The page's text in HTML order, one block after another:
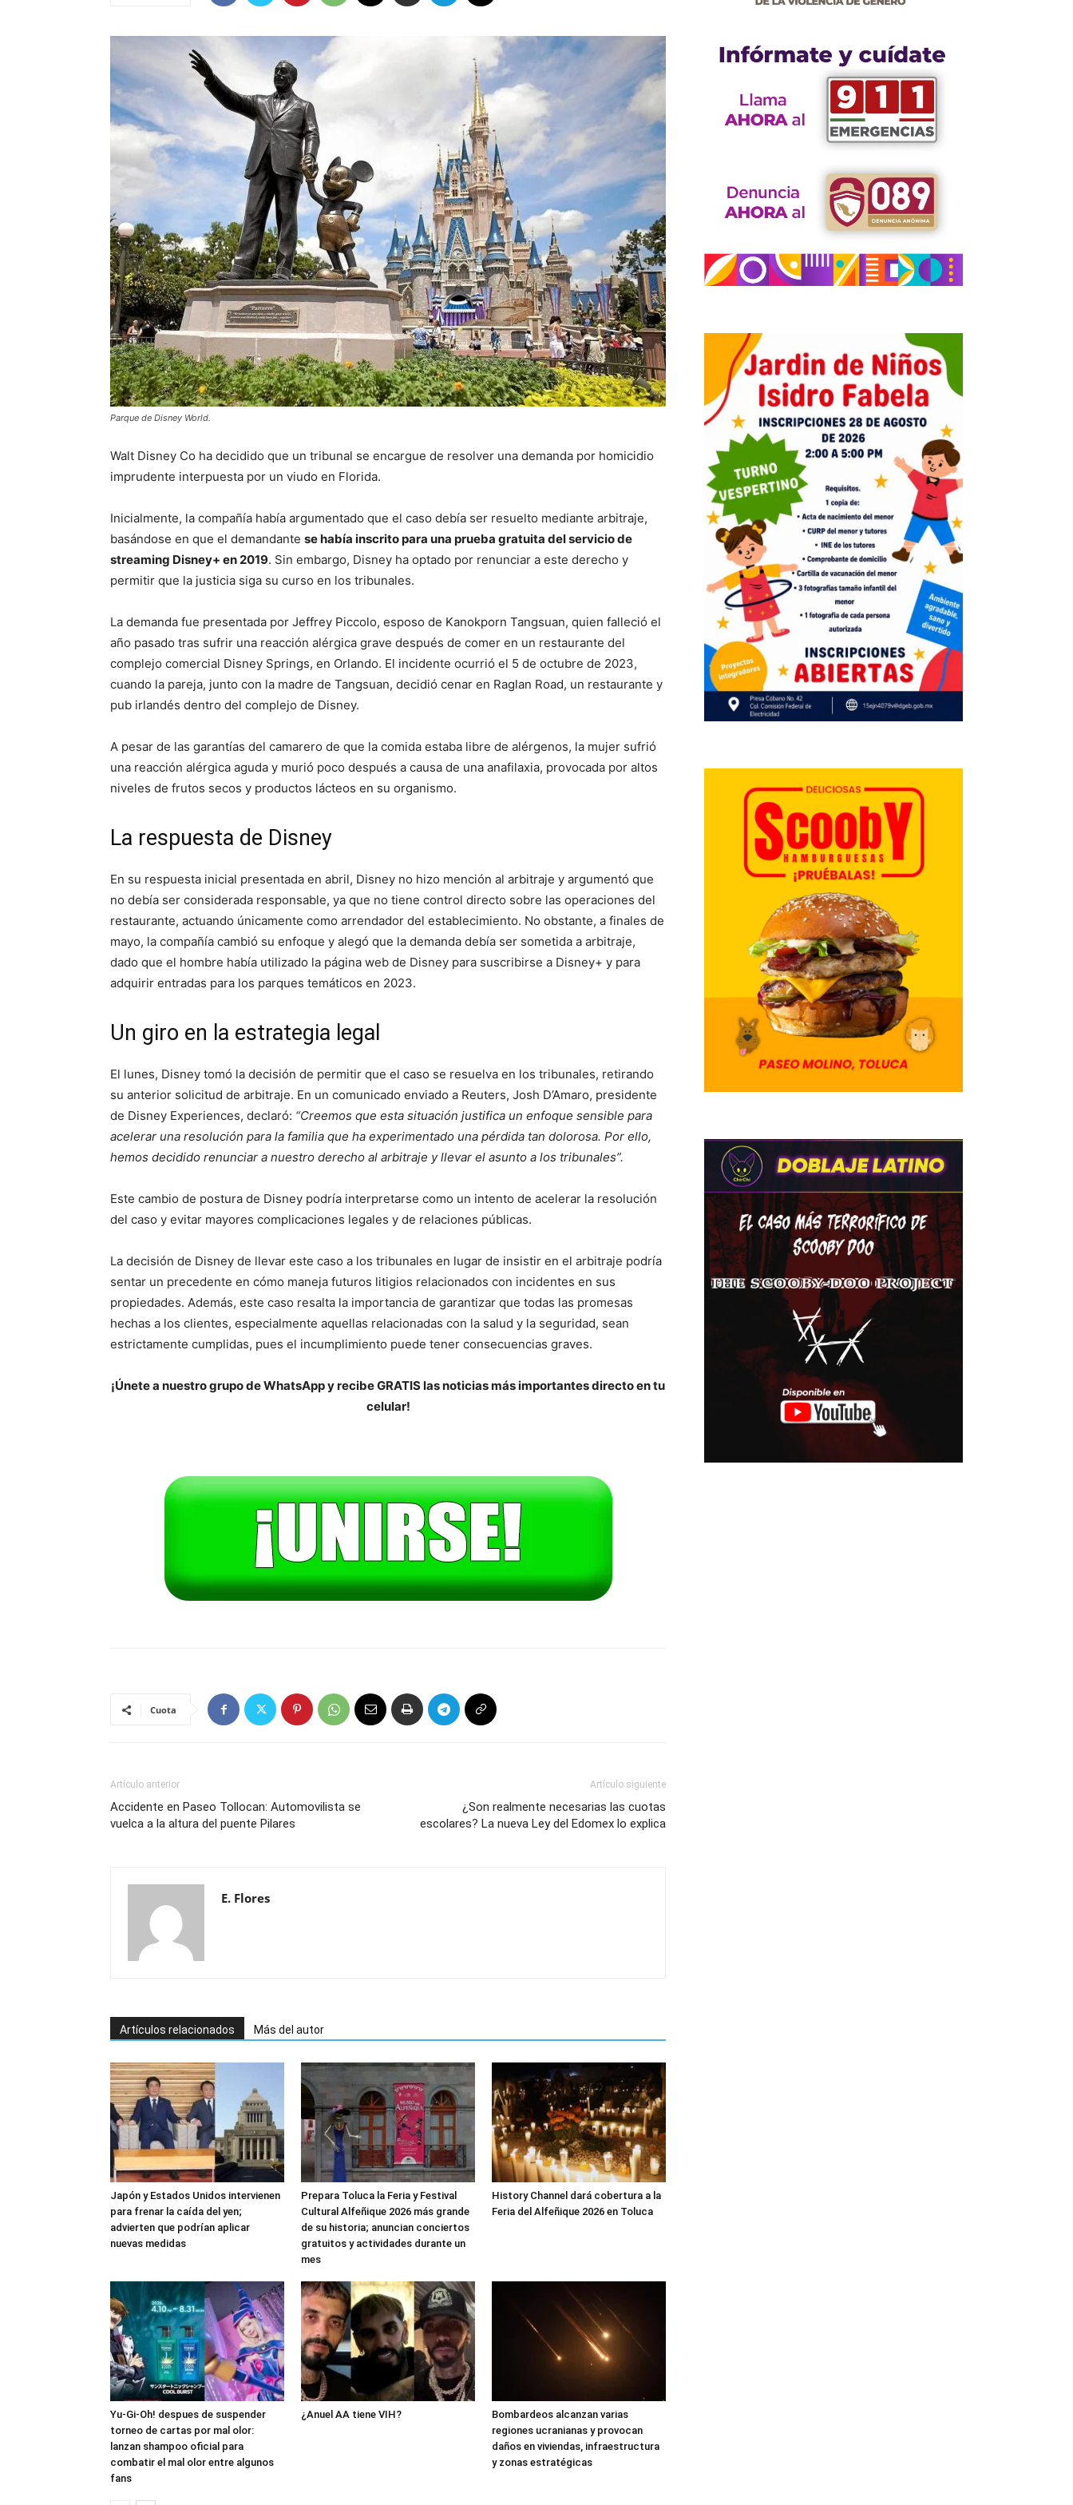
Parque de Disney World.
Walt Disney Co ha decidido que un tribunal se encargue de resolver una demanda por homicidio
imprudente interpuesta por un viudo en Florida.
Inicialmente, la compañía había argumentado que el caso debía ser resuelto mediante arbitraje,
basándose en que el demandante se había inscrito para una prueba gratuita del servicio de
streaming Disney+ en 2019. Sin embargo, Disney ha optado por renunciar a este derecho y
permitir que la justicia siga su curso en los tribunales.
La demanda fue presentada por Jeffrey Piccolo, esposo de Kanokporn Tangsuan, quien falleció el
año pasado tras sufrir una reacción alérgica grave después de comer en un restaurante del
complejo comercial Disney Springs, en Orlando. El incidente ocurrió el 5 de octubre de 2023,
cuando la pareja, junto con la madre de Tangsuan, decidió cenar en Raglan Road, un restaurante y
pub irlandés dentro del complejo de Disney.
A pesar de las garantías del camarero de que la comida estaba libre de alérgenos, la mujer sufrió
una reacción alérgica aguda y murió poco después a causa de una anafilaxia, provocada por altos
niveles de frutos secos y productos lácteos en su organismo.
La respuesta de Disney
En su respuesta inicial presentada en abril, Disney no hizo mención al arbitraje y argumentó que
no debía ser considerada responsable, ya que no tiene control directo sobre las operaciones del
restaurante, actuando únicamente como arrendador del establecimiento. No obstante, a finales de
mayo, la compañía cambió su enfoque y alegó que la demanda debía ser sometida a arbitraje,
dado que el hombre había utilizado la página web de Disney para suscribirse a Disney+ y para
adquirir entradas para los parques temáticos en 2023.
Un giro en la estrategia legal
El lunes, Disney tomó la decisión de permitir que el caso se resuelva en los tribunales, retirando
su anterior solicitud de arbitraje. En un comunicado enviado a Reuters, Josh D’Amaro, presidente
de Disney Experiences, declaró: “Creemos que esta situación justifica un enfoque sensible para
acelerar una resolución para la familia que ha experimentado una pérdida tan dolorosa. Por ello,
hemos decidido renunciar a nuestro derecho al arbitraje y llevar el asunto a los tribunales”.
Este cambio de postura de Disney podría interpretarse como un intento de acelerar la resolución
del caso y evitar mayores complicaciones legales y de relaciones públicas.
La decisión de Disney de llevar este caso a los tribunales en lugar de insistir en el arbitraje podría
sentar un precedente en cómo maneja futuros litigios relacionados con incidentes en sus
propiedades. Además, este caso resalta la importancia de garantizar que todas las promesas
hechas a los clientes, especialmente aquellas relacionadas con la salud y la seguridad, sean
estrictamente cumplidas, pues el incumplimiento puede tener consecuencias graves.
¡Únete a nuestro grupo de WhatsApp y recibe GRATIS las noticias más importantes directo en tu
celular!
Cuota
Artículo anterior
Accidente en Paseo Tollocan: Automovilista se
vuelca a la altura del puente Pilares
Artículo siguiente
¿Son realmente necesarias las cuotas
escolares? La nueva Ley del Edomex lo explica
E. Flores
Artículos relacionados Más del autor
Japón y Estados Unidos intervienen
para frenar la caída del yen;
advierten que podrían aplicar
nuevas medidas
Prepara Toluca la Feria y Festival
Cultural Alfeñique 2026 más grande
de su historia; anuncian conciertos
gratuitos y actividades durante un
mes
History Channel dará cobertura a la
Feria del Alfeñique 2026 en Toluca
Yu-Gi-Oh! despues de suspender
torneo de cartas por mal olor:
lanzan shampoo oficial para
combatir el mal olor entre algunos
fans
¿Anuel AA tiene VIH?
Bombardeos alcanzan varias
regiones ucranianas y provocan
daños en viviendas, infraestructura
y zonas estratégicas